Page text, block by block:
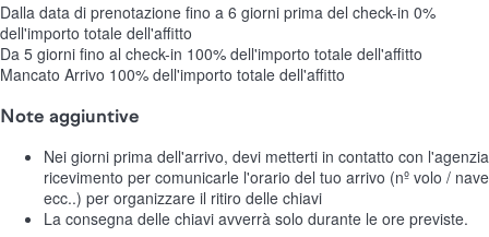
Dalla data di prenotazione fino a 6 giorni prima del check-in 0%
dell'importo totale dell'affitto
Da 5 giorni fino al check-in 100% dell'importo totale dell'affitto
Mancato Arrivo 100% dell'importo totale dell'affitto
Note aggiuntive
Nei giorni prima dell'arrivo, devi metterti in contatto con l'agenzia
ricevimento per comunicarle l'orario del tuo arrivo (nº volo / nave
ecc..) per organizzare il ritiro delle chiavi
La consegna delle chiavi avverrà solo durante le ore previste.